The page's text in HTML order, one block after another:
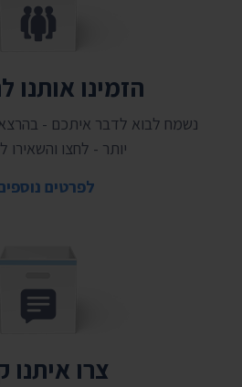
הזמינו אותנו
נשמח לבוא לדבר איתכם -
יותר - לחצו והשאירו
לפרטים
צרו איתנו